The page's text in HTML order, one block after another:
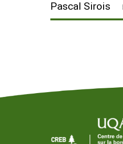
Pascal Sirois